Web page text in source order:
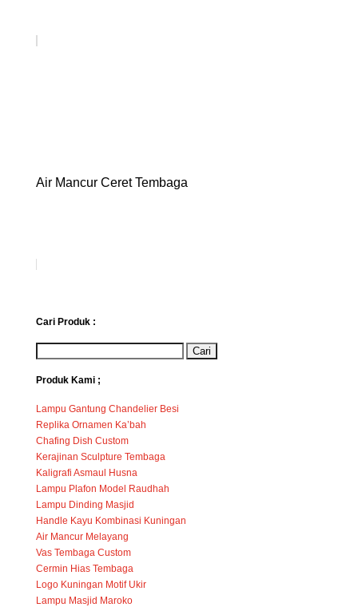
Air Mancur Ceret Tembaga
Cari Produk :
Produk Kami ;
Lampu Gantung Chandelier Besi
Replika Ornamen Ka’bah
Chafing Dish Custom
Kerajinan Sculpture Tembaga
Kaligrafi Asmaul Husna
Lampu Plafon Model Raudhah
Lampu Dinding Masjid
Handle Kayu Kombinasi Kuningan
Air Mancur Melayang
Vas Tembaga Custom
Cermin Hias Tembaga
Logo Kuningan Motif Ukir
Lampu Masjid Maroko